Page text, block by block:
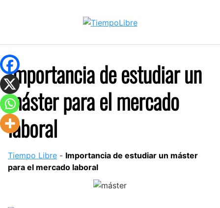
Importancia de estudiar un
máster para el mercado
laboral
Tiempo Libre - Importancia de estudiar un máster
para el mercado laboral